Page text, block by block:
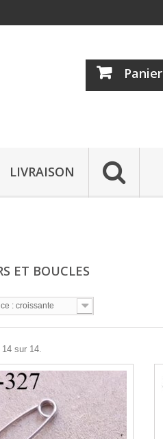
Panier
LIVRAISON
ET BOUCLES
: croissante
sur 14.